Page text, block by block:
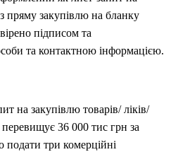
пряму закупівлю на бланку
підписом та
та контактною інформацією.
на закупівлю товарів/ ліків/
36 000 тис грн за
три комерційні